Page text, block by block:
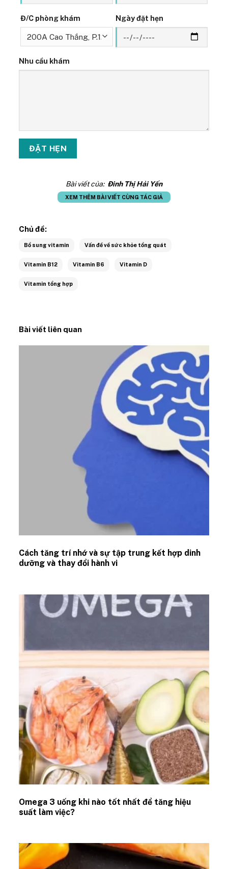
Đ/C phòng khám Ngày đặt hẹn
Nhu cầu khám
Bài viết của: Đinh Thị Hải Yến
XEM THÊM BÀI VIẾT CÙNG TÁC GIẢ
Chủ đề:
Bổ sung vitamin Vấn đề về sức khỏe tổng quát
Vitamin B12 Vitamin B6 Vitamin D
Vitamin tổng hợp
Bài viết liên quan
Cách tăng trí nhớ và sự tập trung kết hợp dinh
dưỡng và thay đổi hành vi
Omega 3 uống khi nào tốt nhất để tăng hiệu
suất làm việc?